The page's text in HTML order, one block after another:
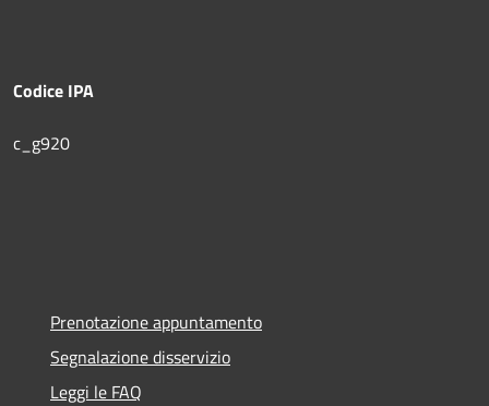
Codice IPA
c_g920
Prenotazione appuntamento
Segnalazione disservizio
Leggi le FAQ